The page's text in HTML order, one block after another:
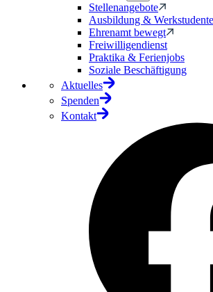
Stellenangebote
Ausbildung &
Ehrenamt bewegt
Freiwilligendienst
Praktika & Ferienjobs
Soziale Beschäftigung
Aktuelles
Spenden
Kontakt